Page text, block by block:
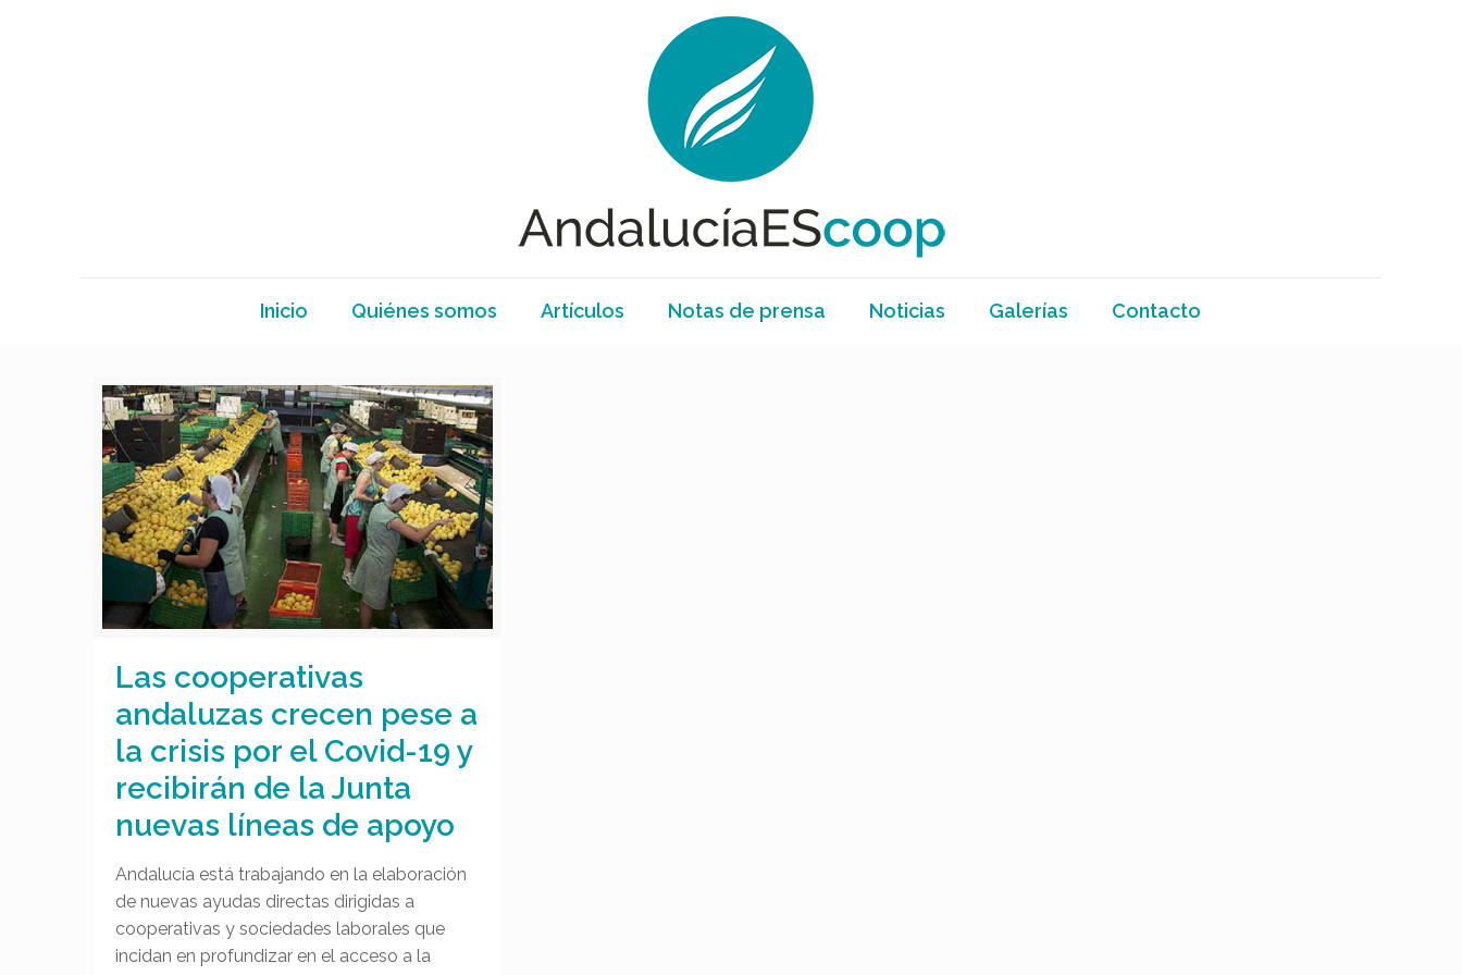
Inicio Quiénes somos Artículos Notas de prensa Noticias Galerías Contacto
Las cooperativas
andaluzas crecen pese a
la crisis por el Covid-19 y
recibirán de la Junta
nuevas líneas de apoyo
Andalucía está trabajando en la elaboración
de nuevas ayudas directas dirigidas a
cooperativas y sociedades laborales que
incidan en profundizar en el acceso a la